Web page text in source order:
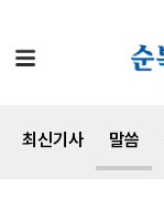
최신기사 말씀